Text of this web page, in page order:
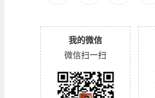
我的微信
微信扫一扫